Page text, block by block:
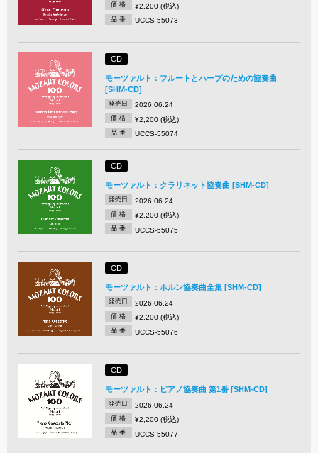
価 格 ¥2,200 (税込)
品 番 UCCS-55073
CD
モーツァルト：フルートとハープのための協奏曲
[SHM-CD]
発売日 2026.06.24
価 格 ¥2,200 (税込)
品 番 UCCS-55074
CD
モーツァルト：クラリネット協奏曲 [SHM-CD]
発売日 2026.06.24
価 格 ¥2,200 (税込)
品 番 UCCS-55075
CD
モーツァルト：ホルン協奏曲全集 [SHM-CD]
発売日 2026.06.24
価 格 ¥2,200 (税込)
品 番 UCCS-55076
CD
モーツァルト：ピアノ協奏曲 第1番 [SHM-CD]
発売日 2026.06.24
価 格 ¥2,200 (税込)
品 番 UCCS-55077